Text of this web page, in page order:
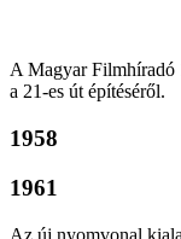
A Magyar Filmhíradó
a 21-es út építéséről.
1958
1961
Az új nyomvonal